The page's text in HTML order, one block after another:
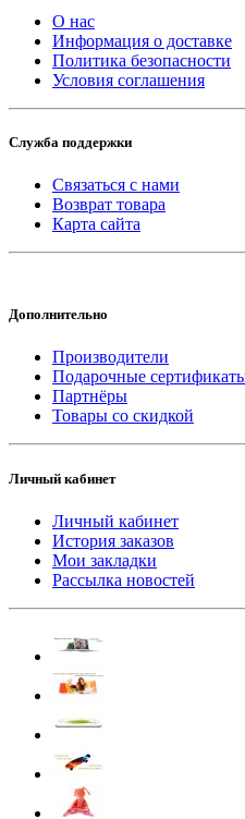
О нас
Информация о доставке
Политика безопасности
Условия соглашения
Служба поддержки
Связаться с нами
Возврат товара
Карта сайта
Дополнительно
Производители
Подарочные
Партнёры
Товары со скидкой
Личный кабинет
Личный кабинет
История заказов
Мои закладки
Рассылка новостей